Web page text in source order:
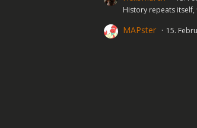
History repeats
MAPster 15.